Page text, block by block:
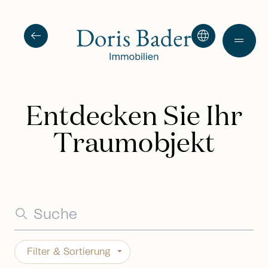
Entdecken Sie Ihr
Traumobjekt
Filter & Sortierung
arrow_left_alt language drag_handle